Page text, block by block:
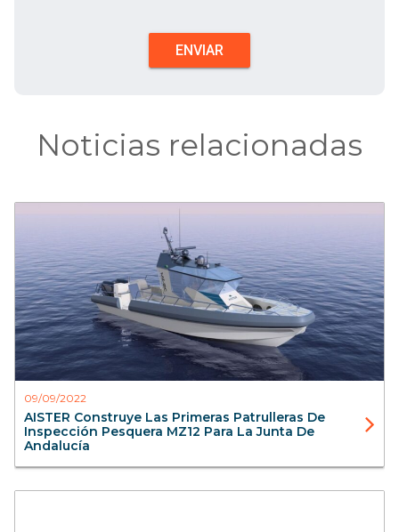
Noticias relacionadas
09/09/2022
AISTER Construye Las Primeras Patrulleras De
Inspección Pesquera MZ12 Para La Junta De
Andalucía